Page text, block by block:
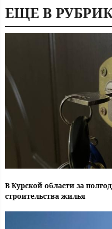
ЕЩЕ В
В Курской области за
строительства жилья